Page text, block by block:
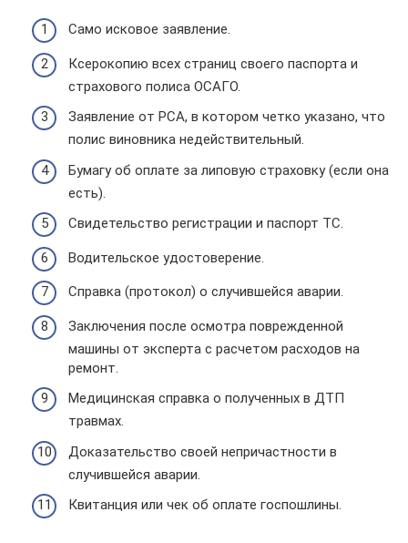
Само исковое заявление.
Ксерокопию всех страниц своего паспорта и
страхового полиса ОСАГО.
Заявление от РСА, в котором четко указано, что
полис виновника недействительный.
Бумагу об оплате за липовую страховку (если она
есть).
Свидетельство регистрации и паспорт ТС.
Водительское удостоверение.
Справка (протокол) о случившейся аварии.
Заключения после осмотра поврежденной
машины от эксперта с расчетом расходов на
ремонт.
Медицинская справка о полученных в ДТП
травмах.
Доказательство своей непричастности в
случившейся аварии.
Квитанция или чек об оплате госпошлины.